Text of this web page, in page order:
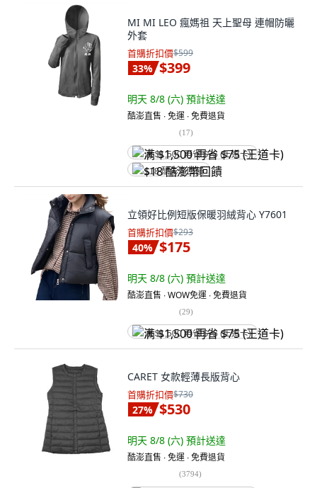
MI MI LEO 瘋媽祖 天上聖母 連帽防曬
外套
首購折扣價$599
33% $399
明天 8/8 (六) 預計送達
酷澎直售 ∙ 免運 ∙ 免費退貨
(17)
满 $1,500 再省 $75 (王道卡)
$18 酷澎幣回饋
立領好比例短版保暖羽絨背心 Y7601
首購折扣價$293
40% $175
明天 8/8 (六) 預計送達
酷澎直售 ∙ WOW免運 ∙ 免費退貨
(29)
满 $1,500 再省 $75 (王道卡)
CARET 女款輕薄長版背心
首購折扣價$730
27% $530
明天 8/8 (六) 預計送達
酷澎直售 ∙ 免運 ∙ 免費退貨
(3794)